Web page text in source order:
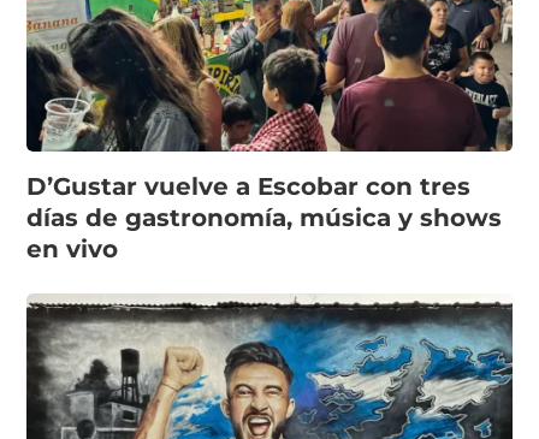
D’Gustar vuelve a Escobar con tres
días de gastronomía, música y shows
en vivo